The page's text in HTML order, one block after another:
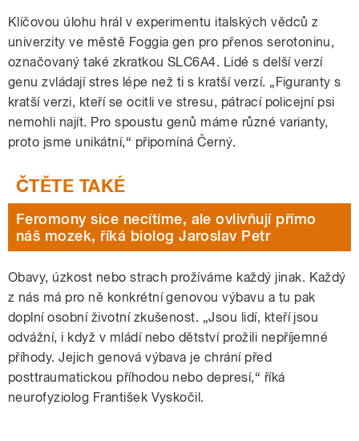
Klíčovou úlohu hrál v experimentu italských vědců z
univerzity ve městě Foggia gen pro přenos serotoninu,
označovaný také zkratkou SLC6A4. Lidé s delší verzí
genu zvládají stres lépe než ti s kratší verzí. „Figuranty s
kratší verzi, kteří se ocitli ve stresu, pátrací policejní psi
nemohli najít. Pro spoustu genů máme různé varianty,
proto jsme unikátní,“ připomíná Černý.
Feromony sice necítíme, ale ovlivňují přímo
náš mozek, říká biolog Jaroslav Petr
Obavy, úzkost nebo strach prožíváme každý jinak. Každý
z nás má pro ně konkrétní genovou výbavu a tu pak
doplní osobní životní zkušenost. „Jsou lidí, kteří jsou
odvážní, i když v mládí nebo dětství prožili nepříjemné
příhody. Jejich genová výbava je chrání před
posttraumatickou příhodou nebo depresí,“ říká
neurofyziolog František Vyskočil.